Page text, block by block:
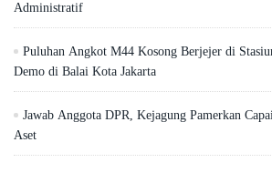
Administratif
Puluhan Angkot M44 Kosong Berjejer di
Demo di Balai Kota Jakarta
Jawab Anggota DPR, Kejagung Pamerkan
Aset